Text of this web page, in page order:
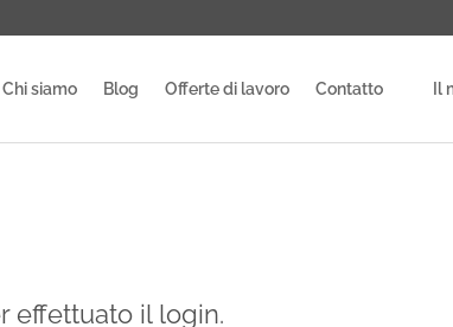
Chi siamo Blog Offerte di lavoro Contatto Il
effettuato il login.